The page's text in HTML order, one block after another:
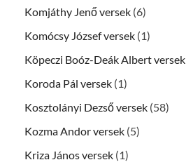
Komjáthy Jenő versek (6)
Komócsy József versek (1)
Köpeczi Boóz-Deák Albert versek
Koroda Pál versek (1)
Kosztolányi Dezső versek (58)
Kozma Andor versek (5)
Kriza János versek (1)